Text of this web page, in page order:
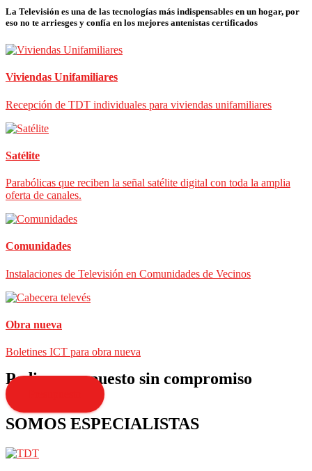
La Televisión es una de las tecnologías más indispensables en un hogar, por
eso no te arriesges y confía en los mejores antenistas certificados
Viviendas Unifamiliares
Recepción de TDT individuales para viviendas unifamiliares
Satélite
Parabólicas que reciben la señal satélite digital con toda la amplia
oferta de canales.
Comunidades
Instalaciones de Televisión en Comunidades de Vecinos
Obra nueva
Boletines ICT para obra nueva
Pedir presupuesto sin compromiso
SOMOS ESPECIALISTAS